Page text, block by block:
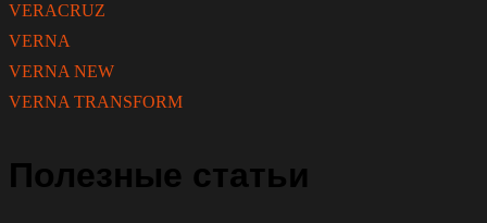
VERACRUZ
VERNA
VERNA NEW
VERNA TRANSFORM
Полезные статьи